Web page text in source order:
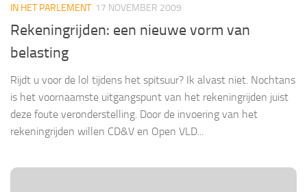
IN HET PARLEMENT 17 NOVEMBER 2009
Rekeningrijden: een nieuwe vorm van
belasting
Rijdt u voor de lol tijdens het spitsuur? Ik alvast niet. Nochtans
is het voornaamste uitgangspunt van het rekeningrijden juist
deze foute veronderstelling. Door de invoering van het
rekeningrijden willen CD&V en Open VLD...